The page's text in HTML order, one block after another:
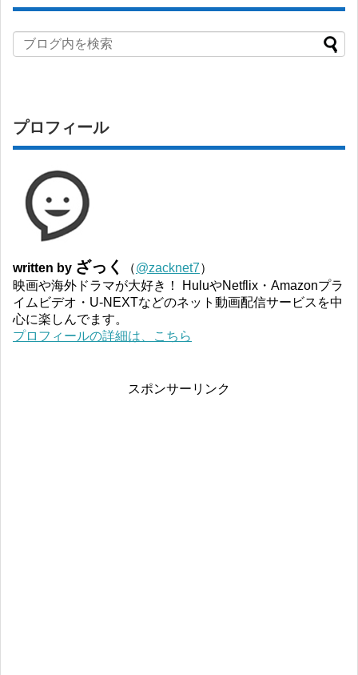
プロフィール
written by ざっく （@zacknet7）
映画や海外ドラマが大好き！ HuluやNetflix・Amazonプラ
イムビデオ・U-NEXTなどのネット動画配信サービスを中
心に楽しんでます。
プロフィールの詳細は、こちら
スポンサーリンク